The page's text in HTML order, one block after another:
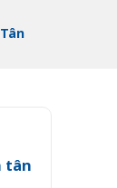
tân